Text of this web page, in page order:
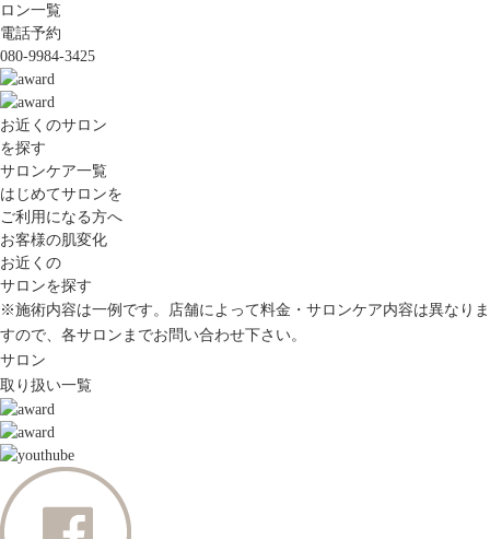
ロン一覧
電話予約
080-9984-3425
お近くのサロン
を探す
サロンケア一覧
はじめてサロンを
ご利用になる方へ
お客様の肌変化
お近くの
サロンを探す
※施術内容は一例です。店舗によって料金・サロンケア内容は異なりま
すので、各サロンまでお問い合わせ下さい。
サロン
取り扱い一覧